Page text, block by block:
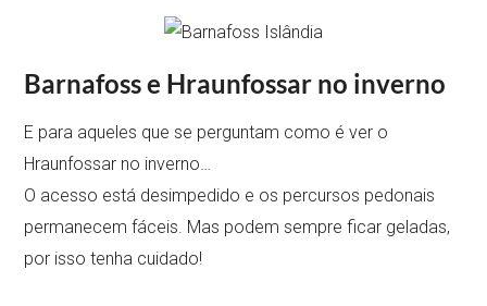
Barnafoss e Hraunfossar no inverno
E para aqueles que se perguntam como é ver o
Hraunfossar no inverno…
O acesso está desimpedido e os percursos pedonais
permanecem fáceis. Mas podem sempre ficar geladas,
por isso tenha cuidado!